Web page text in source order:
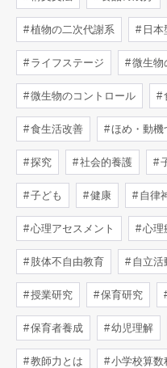
植物の二次代謝系 日本
ライフステージ 微生物
微生物のコントロール
食生活改善 ほめ・動機
探究 社会的養護
子ども 健康 自律
心理アセスメント 心理
肢体不自由教育 自立活
授業研究 保育研究
保育者養成 幼児理解
教師力とは 小学校算数